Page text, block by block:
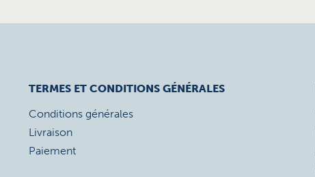
TERMES ET CONDITIONS GÉNÉRALES
Conditions générales
Livraison
Paiement